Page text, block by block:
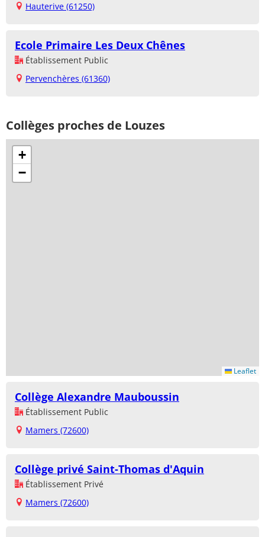
Hauterive (61250)
Ecole Primaire Les Deux Chênes
Établissement Public
Pervenchères (61360)
Collèges proches de Louzes
+
−
Leaflet
Collège Alexandre Mauboussin
Établissement Public
Mamers (72600)
Collège privé Saint-Thomas d'Aquin
Établissement Privé
Mamers (72600)